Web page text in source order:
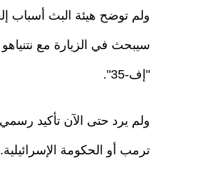
ولم توضح هيئة البث أسباب
سيبحث في الزيارة مع
"إف-35".
ولم يرد حتى الآن تأكيد رسمي
ترمب أو الحكومة الإسرائيلية.